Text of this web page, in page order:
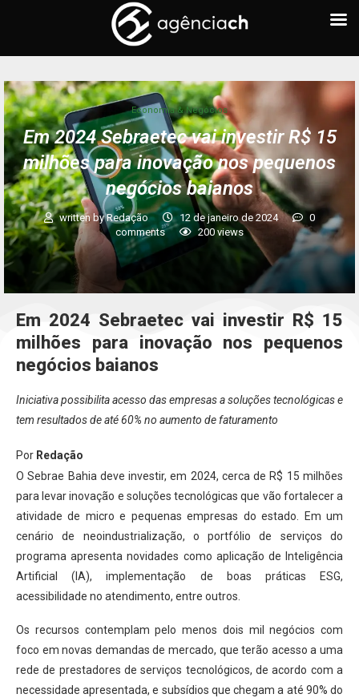
Economia & Negócios
Em 2024 Sebraetec vai investir R$ 15
milhões para inovação nos pequenos
negócios baianos
written byRedação 12 de janeiro de 2024
0
comments
200 views
Em 2024 Sebraetec vai investir R$ 15
milhões para inovação nos pequenos
negócios baianos
Iniciativa possibilita acesso das empresas a soluções tecnológicas e
tem resultados de até 60% no aumento de faturamento
Por Redação
O Sebrae Bahia deve investir, em 2024, cerca de R$ 15 milhões
para levar inovação e soluções tecnológicas que vão fortalecer a
atividade de micro e pequenas empresas do estado. Em um
cenário de neoindustrialização, o portfólio de serviços do
programa apresenta novidades como aplicação de Inteligência
Artificial (IA), implementação de boas práticas ESG,
acessibilidade no atendimento, entre outros.
Os recursos contemplam pelo menos dois mil negócios com
foco em novas demandas de mercado, que terão acesso a uma
rede de prestadores de serviços tecnológicos, de acordo com a
necessidade apresentada, e subsídios que chegam a até 90% do